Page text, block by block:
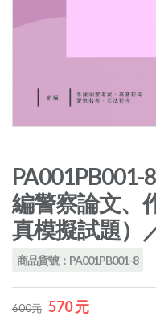
編警察論文、
真模擬試題）
商品貨號：PA001PB001-8
600元 570 元